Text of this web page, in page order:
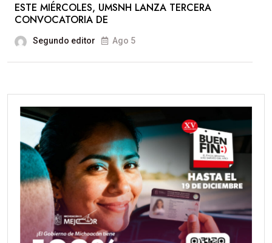
ESTE MIÉRCOLES, UMSNH LANZA TERCERA
CONVOCATORIA DE
Segundo editor Ago 5